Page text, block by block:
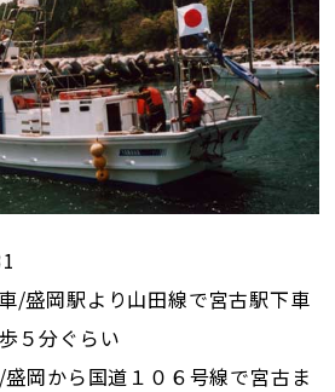
/盛岡駅より山田線で宮古駅下車
５分ぐらい
盛岡から国道１０６号線で宮古ま